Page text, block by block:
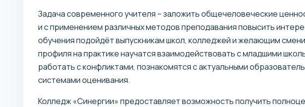
Задача современного учителя – заложить общечеловеческие
и с применением различных методов преподавания повысить
обучения подойдёт выпускникам школ, колледжей и желающим
профиля на практике научатся взаимодействовать с младшими
работать с конфликтами, познакомятся с актуальными
системами оценивания.
Колледж «Синергии» предоставляет возможность получить